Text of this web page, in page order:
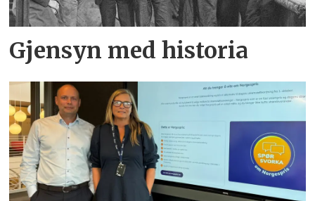
Gjensyn med historia